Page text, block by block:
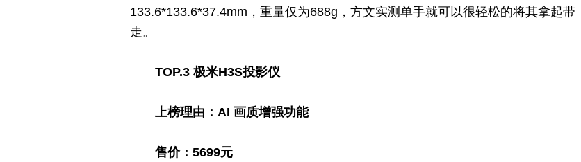
133.6*133.6*37.4mm，重量仅为688g，方文实测单手就可以很轻松的将其拿起带
走。
TOP.3极米H3S投影仪
上榜理由： AI 画质增强功能
售价：5699元